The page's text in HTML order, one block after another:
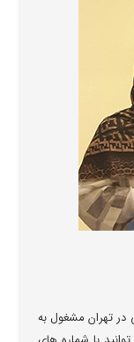
تهران مشغول به